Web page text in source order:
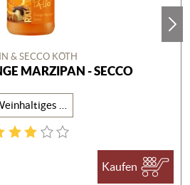
& SECCO KÖTH
MARZIPAN - SECCO
Kaufen